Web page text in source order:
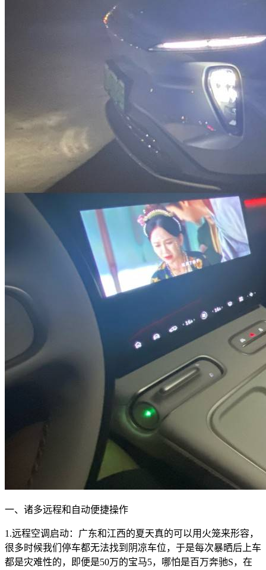
一、诸多远程和自动便捷操作
1.远程空调启动：广东和江西的夏天真的可以用火笼来形容，
很多时候我们停车都无法找到阴凉车位，于是每次暴晒后上车
都是灾难性的，即便是50万的宝马5，哪怕是百万奔驰S，在